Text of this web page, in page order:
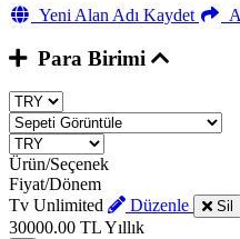
Yeni Alan Adı Kaydet
Para Birimi
Ürün/Seçenek
Fiyat/Dönem
Tv Unlimited
Düzenle Sil
30000.00 TLYıllık